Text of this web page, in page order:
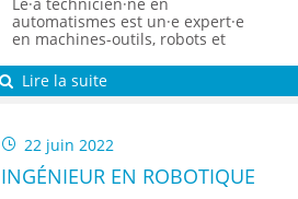
automatismes est un·e expert·e
en machines-outils, robots et
utilisés dans l'industrie.
Lire la suite
22 juin 2022
INGÉNIEUR EN ROBOTIQUE